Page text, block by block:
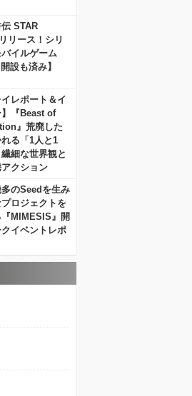
伝 STAR
リース！シリ
イルゲーム
設も済み】
イレポート＆イ
『Beast of
』荒廃した
る「1人と1
細な世界観と
クション
のSeedを生み
ロジェクトを
MIMESIS』開
イベントレポ